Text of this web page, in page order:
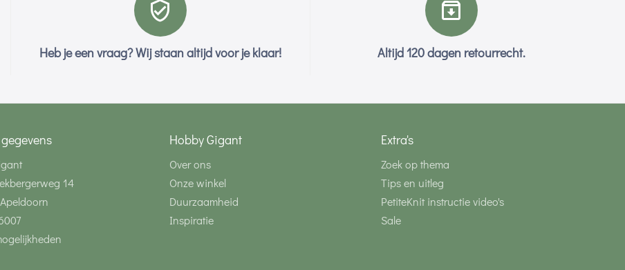
Heb je een vraag? Wij staan altijd voor je klaar! Altijd 120 dagen retourrecht.
14
Hobby Gigant
Over ons
Onze winkel
Duurzaamheid
Inspiratie
Extra's
Zoek op thema
Tips en uitleg
PetiteKnit instructie video's
Sale